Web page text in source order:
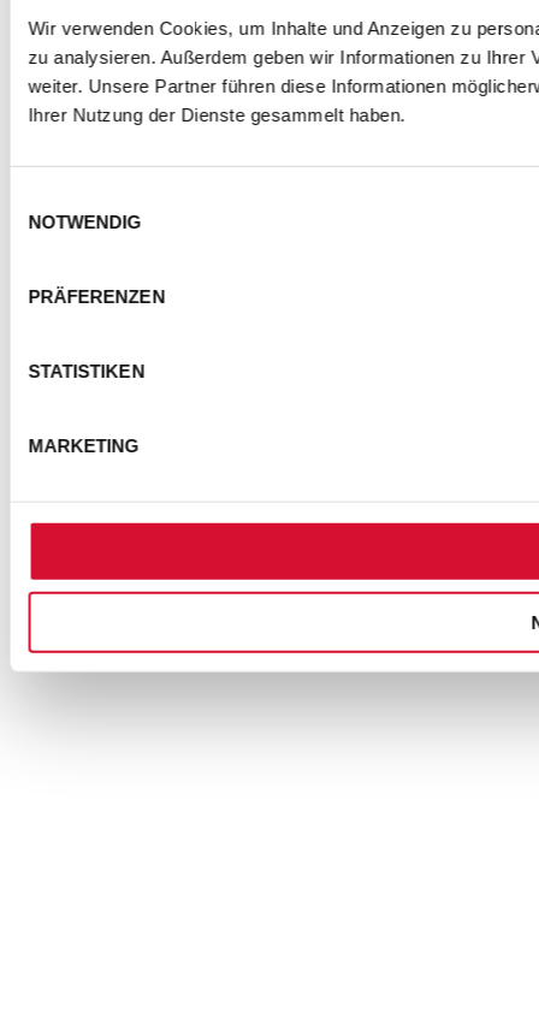
Wir verwenden Cookies, um Inhalte und Anzeigen zu
zu analysieren. Außerdem geben wir Informationen zu
weiter. Unsere Partner führen diese Informationen
Ihrer Nutzung der Dienste gesammelt haben.
NOTWENDIG
PRÄFERENZEN
STATISTIKEN
MARKETING